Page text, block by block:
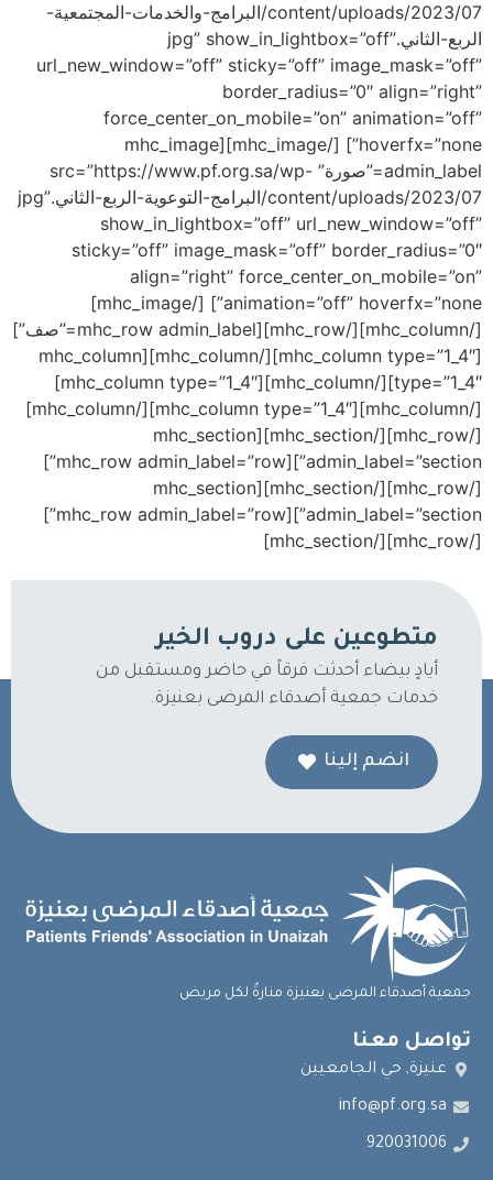
content/uploads/2023/07/البرامج-والخدمات-المجتمعية-
الربع-الثاني.jpg” show_in_lightbox=”off”
url_new_window=”off” sticky=”off” image_mask=”off”
border_radius=”0″ align=”right”
force_center_on_mobile=”on” animation=”off”
hoverfx=”none”] [/mhc_image][mhc_image
admin_label=”صورة” src=”https://www.pf.org.sa/wp-
content/uploads/2023/07/البرامج-التوعوية-الربع-الثاني.jpg”
show_in_lightbox=”off” url_new_window=”off”
sticky=”off” image_mask=”off” border_radius=”0″
align=”right” force_center_on_mobile=”on”
animation=”off” hoverfx=”none”] [/mhc_image]
[/mhc_column][/mhc_row][mhc_row admin_label=”صف”]
[mhc_column type=”1_4″][/mhc_column][mhc_column
type=”1_4″][/mhc_column][mhc_column type=”1_4″]
[/mhc_column][mhc_column type=”1_4″][/mhc_column]
[/mhc_row][/mhc_section][mhc_section
admin_label=”section”][mhc_row admin_label=”row”]
[/mhc_row][/mhc_section][mhc_section
admin_label=”section”][mhc_row admin_label=”row”]
[/mhc_row][/mhc_section]
انضم إلينا
متطوعين على دروب الخير
أيادٍ بيضاء أحدثت فرقاً في حاضر ومستقبل من
خدمات جمعية أصدقاء المرضى بعنيزة.
تواصل معنا
عنيزة, حي الجامعيين
info@pf.org.sa
920031006
جمعية أصدقاء المرضى بعنيزة منارةٌ لكل مريض